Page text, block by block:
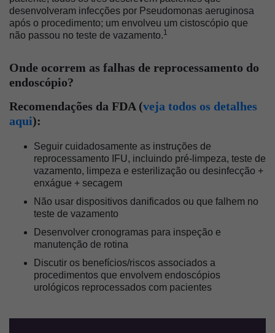
desenvolveram infecções por Pseudomonas aeruginosa
após o procedimento; um envolveu um cistoscópio que
não passou no teste de vazamento.1
Onde ocorrem as falhas de reprocessamento do
endoscópio?
Recomendações da FDA (veja todos os detalhes
aqui):
Seguir cuidadosamente as instruções de
reprocessamento IFU, incluindo pré-limpeza, teste de
vazamento, limpeza e esterilização ou desinfecção +
enxágue + secagem
Não usar dispositivos danificados ou que falhem no
teste de vazamento
Desenvolver cronogramas para inspeção e
manutenção de rotina
Discutir os benefícios/riscos associados a
procedimentos que envolvem endoscópios
urológicos reprocessados com pacientes